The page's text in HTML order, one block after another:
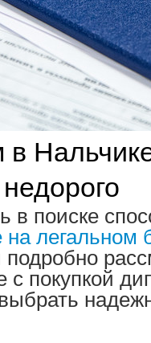
в
в поиске
легальном
с покупкой